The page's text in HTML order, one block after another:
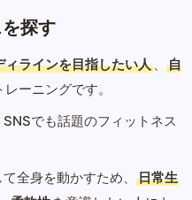
探す
ィラインを目指したい人 、
自
ーニングです。
でも話題のフィットネス
全身を動かすため、
日常生